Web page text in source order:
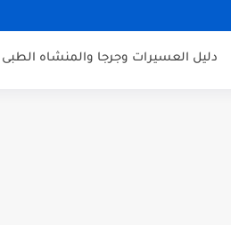
دليل العسيرات وجرجا والمنشاه الطبى